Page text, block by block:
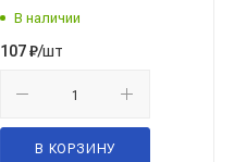
В наличии
107₽/шт
В КОРЗИНУ